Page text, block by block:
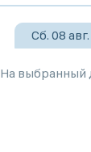
Сб. 08 авг.
На выбранный